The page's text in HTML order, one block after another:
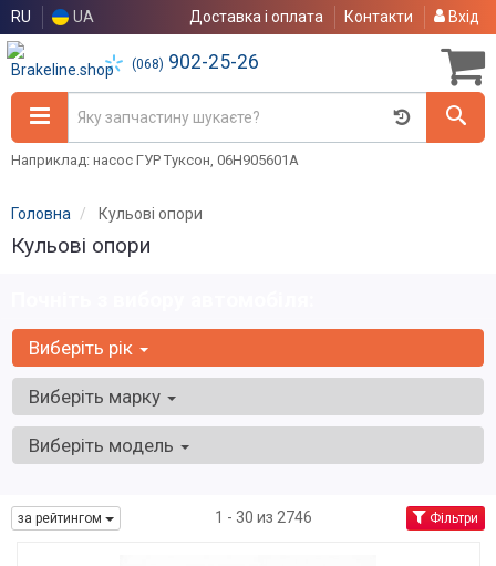
RU UA Доставка і оплата Контакти Вхід
(068) 902-25-26
Наприклад: насос ГУР Туксон, 06H905601A
Головна Кульові опори
Кульові опори
Виберіть рік
Виберіть марку
Виберіть модель
за рейтингом 1 - 30 из 2746 Фільтри